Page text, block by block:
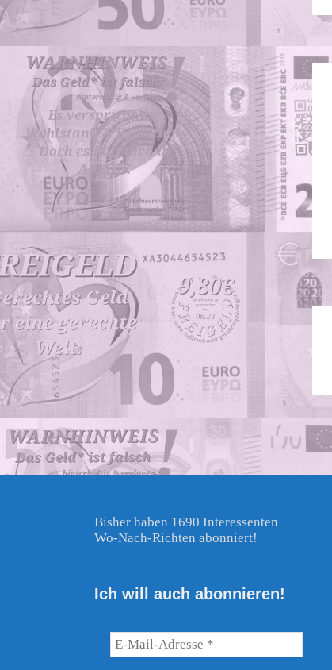
Bisher haben 1690 Interessenten
Wo-Nach-Richten abonniert!
Ich will auch abonnieren!